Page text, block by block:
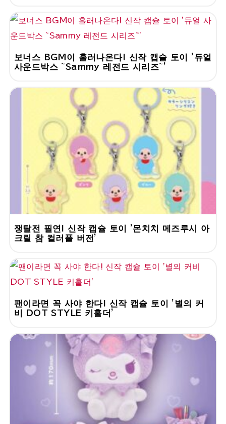
보너스 BGM이 흘러나온다! 신작 캡슐 토이 '듀얼
사운드박스 ~Sammy 레전드 시리즈~'
쟁탈전 필연! 신작 캡슐 토이 '몬치치 메즈루시 아
크릴 참 컬러풀 버전'
팬이라면 꼭 사야 한다! 신작 캡슐 토이 '별의 커
비 DOT STYLE 키홀더'